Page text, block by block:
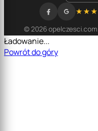
© 2026
Ładowanie...
Powrót do góry